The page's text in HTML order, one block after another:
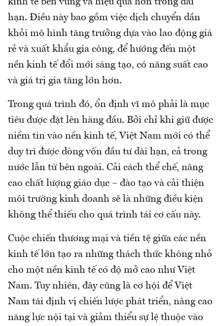
kinh tế bền vững và hiệu quả hơn trong dài
hạn. Điều này bao gồm việc dịch chuyển dần
khỏi mô hình tăng trưởng dựa vào lao động giá
rẻ và xuất khẩu gia công, để hướng đến một
nền kinh tế đổi mới sáng tạo, có năng suất cao
và giá trị gia tăng lớn hơn.
Trong quá trình đó, ổn định vĩ mô phải là mục
tiêu được đặt lên hàng đầu. Bởi chỉ khi giữ được
niềm tin vào nền kinh tế, Việt Nam mới có thể
duy trì được dòng vốn đầu tư dài hạn, cả trong
nước lẫn từ bên ngoài. Cải cách thể chế, nâng
cao chất lượng giáo dục – đào tạo và cải thiện
môi trường kinh doanh sẽ là những điều kiện
không thể thiếu cho quá trình tái cơ cấu này.
Cuộc chiến thương mại và tiền tệ giữa các nền
kinh tế lớn tạo ra những thách thức không nhỏ
cho một nền kinh tế có độ mở cao như Việt
Nam. Tuy nhiên, đây cũng là cơ hội để Việt
Nam tái định vị chiến lược phát triển, nâng cao
năng lực nội tại và giảm thiểu sự lệ thuộc vào